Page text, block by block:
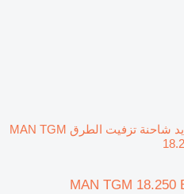
جديد شاحنة تزفيت الطرق MAN TGM
MAN TGM 18.250